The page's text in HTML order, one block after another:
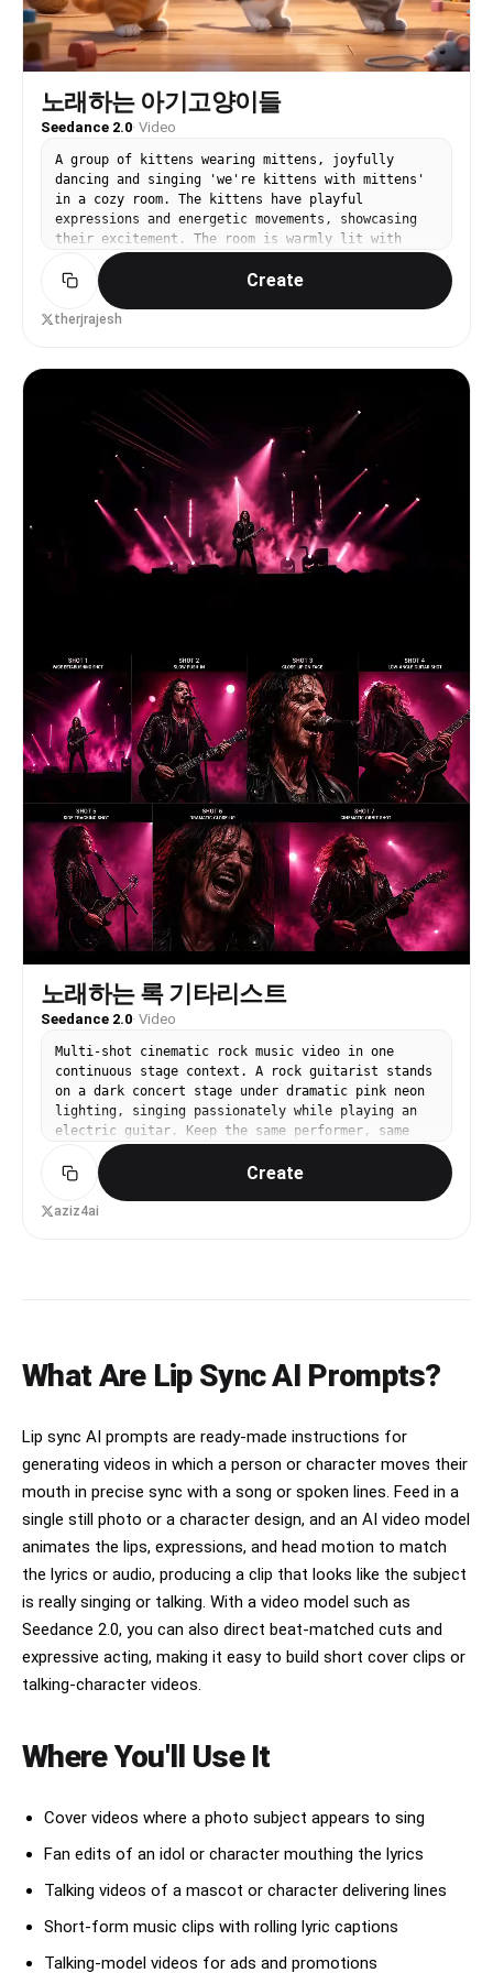
노래하는 아기고양이들
Seedance 2.0· Video
A group of kittens wearing mittens, joyfully
dancing and singing 'we're kittens with mittens'
in a cozy room. The kittens have playful
expressions and energetic movements, showcasing
their excitement. The room is warmly lit with
soft lighting, filled with toys and a comfortable
atmosphere. The style is cartoonish and colorful,
capturing the playful nature of the kittens. The
medium is digital painting, with vibrant colors
Create
therjrajesh
노래하는 록 기타리스트
Seedance 2.0· Video
Multi-shot cinematic rock music video in one
continuous stage context. A rock guitarist stands
on a dark concert stage under dramatic pink neon
lighting, singing passionately while playing an
electric guitar. Keep the same performer, same
outfit, same guitar, same stage, same lighting,
and same emotional intensity across all shots.
Realistic singing lip-sync, energetic head
movements, hair flowing with motion, subtle body
singing with intense emotion while strumming the
guitar. Shot 3: Close-up on his face with
under stage wind. Shot 4: Low-angle hero shot of
the guitar performance, hands aggressively
playing the strings, neon reflections on the
instrument. Shot 5: Side tracking shot as the
haze. Shot 6: Fast dramatic close-up of his head
movement and passionate vocal delivery. Shot 7:
Final cinematic orbit shot around the performer,
ending with him hitting a powerful guitar chord
under explosive pink neon light and fog.
Cinematic rock concert atmosphere, realistic
dynamic lighting, shallow depth of field, high-
detail realism, no scene change, no character
Create
aziz4ai
What Are Lip Sync AI Prompts?
Lip sync AI prompts are ready-made instructions for
generating videos in which a person or character moves their
mouth in precise sync with a song or spoken lines. Feed in a
single still photo or a character design, and an AI video model
animates the lips, expressions, and head motion to match
the lyrics or audio, producing a clip that looks like the subject
is really singing or talking. With a video model such as
Seedance 2.0, you can also direct beat-matched cuts and
expressive acting, making it easy to build short cover clips or
talking-character videos.
Where You'll Use It
Cover videos where a photo subject appears to sing
Fan edits of an idol or character mouthing the lyrics
Talking videos of a mascot or character delivering lines
Short-form music clips with rolling lyric captions
Talking-model videos for ads and promotions